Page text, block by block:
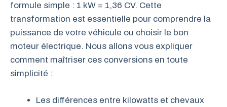
formule simple : 1 kW = 1,36 CV. Cette
transformation est essentielle pour comprendre la
puissance de votre véhicule ou choisir le bon
moteur électrique. Nous allons vous expliquer
comment maîtriser ces conversions en toute
simplicité :
Les différences entre kilowatts et chevaux